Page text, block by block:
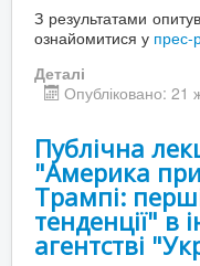
З результатами
ознайомитися у прес-
Деталі
Опубліковано: 21
Публічна
"Америка
Трампі:
тенденції" в
агентстві